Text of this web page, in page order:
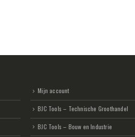
Mijn account
BJC Tools – Technische Groothandel
BJC Tools – Bouw en Industrie